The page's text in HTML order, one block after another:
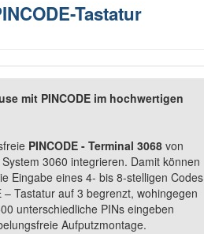
Tastatur
mit PINCODE im hochwertigen
PINCODE - Terminal 3068 von
3060 integrieren. Damit können
Eingabe eines 4- bis 8-stelligen Codes
Tastatur auf 3 begrenzt, wohingegen
unterschiedliche PINs eingeben
Aufputzmontage.